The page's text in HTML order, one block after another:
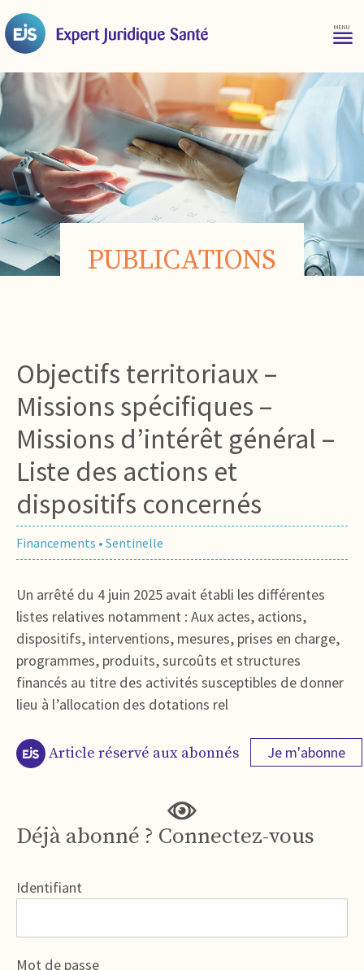
PUBLICATIONS
Objectifs territoriaux –
Missions spécifiques –
Missions d’intérêt général –
Liste des actions et
dispositifs concernés
Financements • Sentinelle
Un arrêté du 4 juin 2025 avait établi les différentes
listes relatives notamment : Aux actes, actions,
dispositifs, interventions, mesures, prises en charge,
programmes, produits, surcoûts et structures
financés au titre des activités susceptibles de donner
lieu à l’allocation des dotations rel
Article réservé aux abonnés Je m'abonne
Déjà abonné ? Connectez-vous
Identifiant
Mot de passe